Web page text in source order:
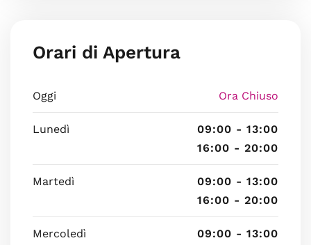
Orari di Apertura
Oggi Ora Chiuso
Lunedì
09:00 - 13:00
16:00 - 20:00
Martedì
09:00 - 13:00
16:00 - 20:00
Mercoledì
09:00 - 13:00